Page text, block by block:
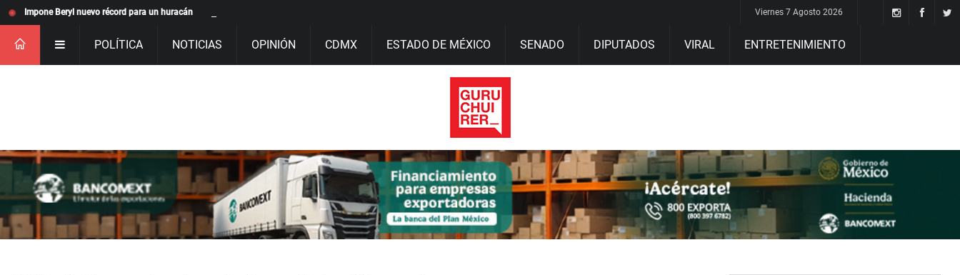
Impone Beryl nuevo récord para un huracán Viernes 7 Agosto 2026
POLÍTICA NOTICIAS OPINIÓN CDMX ESTADO DE MÉXICO SENADO DIPUTADOS VIRAL ENTRETENIMIENTO